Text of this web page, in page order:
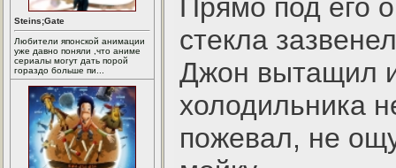
Steins;Gate
Любители японской анимации
уже давно поняли ,что аниме
сериалы могут дать порой
гораздо больше пи...
Прямо под его
стекла
Джон вытащил
холодильника
пожевал, не